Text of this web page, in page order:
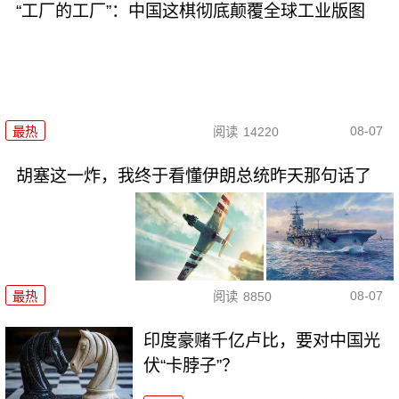
“工厂的工厂”：中国这棋彻底颠覆全球工业版图
最热 阅读 14220 08-07
胡塞这一炸，我终于看懂伊朗总统昨天那句话了
最热 阅读 8850 08-07
印度豪赌千亿卢比，要对中国光
伏“卡脖子”？